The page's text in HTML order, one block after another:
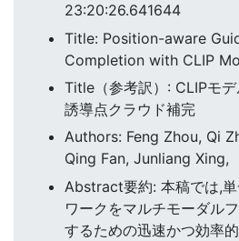
23:20:26.641644
Title: Position-aware
Completion with CLIP
Title（参考訳）: CLIPモ
誘導点クラウド補完
Authors: Feng Zhou, Qi
Qing Fan, Junliang Xing,
Abstract要約: 本稿では,
ワークをマルチモーダル
するための迅速かつ効率